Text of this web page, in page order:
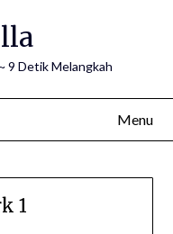
9 Detik Melangkah
Menu
1